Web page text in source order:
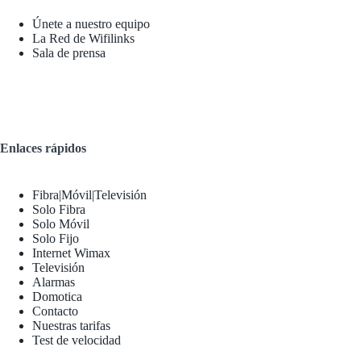
Únete a nuestro equipo
La Red de Wifilinks
Sala de prensa
Enlaces rápidos
Fibra|Móvil|Televisión
Solo Fibra
Solo Móvil
Solo Fijo
Internet Wimax
Televisión
Alarmas
Domotica
Contacto
Nuestras tarifas
Test de velocidad